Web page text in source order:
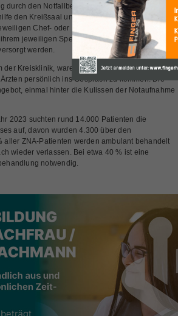
durch den Notfallbereich stellte der Chefarzt der
den Kreißsaal und die Station vor. Alle anderen
Chef- oder Oberärzte, hielten kurze
jeweiligen Spezialgebieten, die hier im
werden.
der Kreisklinik, waren die Zuhörer und nutzten
persönlich ins Gespräch zu kommen. Die
einmal hinter die Kulissen der Notaufnahme
2023 suchten rund 14.000 Patienten die
auf, davon wurden 4.300 über den
aller ZNA-Patienten werden ambulant behandelt
wieder verlassen. Bei etwa 40 % ist eine
notwendig.